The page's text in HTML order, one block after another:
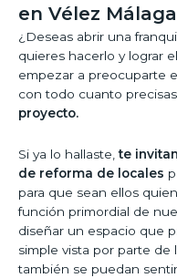
en Vélez Málaga
¿Deseas abrir una
quieres hacerlo y lograr
empezar a preocuparte
con todo cuanto
proyecto.
Si ya lo hallaste,te
de reforma de locales
para que sean ellos
función primordial de
diseñar un espacio que
simple vista por parte de
también se puedan